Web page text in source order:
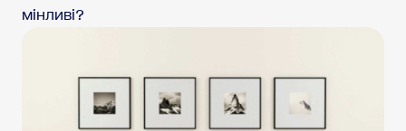
мінливі?